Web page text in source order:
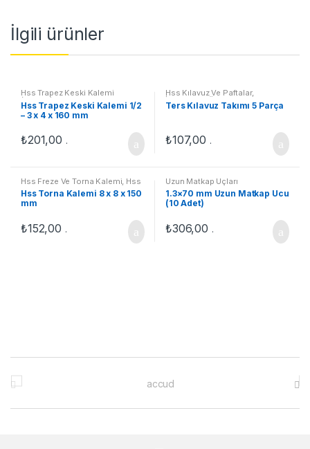
İlgili ürünler
Hss Trapez Keski Kalemi
(Zayveli) Hss Freze Ve Torna
Kalemi
Hss Trapez Keski Kalemi 1/2
– 3 x 4 x 160 mm
₺201,00 .
Hss Kılavuz Ve Paftalar,
İndirimdeki Ürünler Ters Kılavuz
Takımları
Ters Kılavuz Takımı 5 Parça
₺107,00 .
Hss Freze Ve Torna Kalemi Hss
Torna Kalemi-4 Köşeli
Hss Torna Kalemi 8 x 8 x 150
mm
₺152,00 .
Uzun Matkap Uçları
1.3×70 mm Uzun Matkap Ucu
(10 Adet)
₺306,00 .